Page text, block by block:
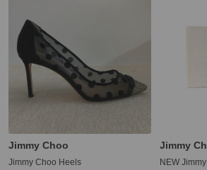
Jimmy Choo
Jimmy Choo Heels
Jimmy
NEW